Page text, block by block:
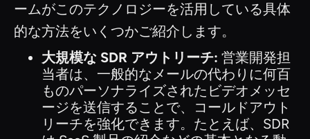
ームがこのテクノロジーを活用している具体
的な方法をいくつかご紹介します。
大規模な SDR アウトリーチ: 営業開発担
当者は、一般的なメールの代わりに何百
ものパーソナライズされたビデオメッセ
ージを送信することで、コールドアウト
リーチを強化できます。たとえば、SDR